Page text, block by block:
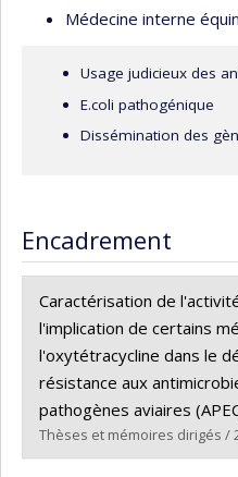
Médecine interne
Usage judicieux des
E.coli pathogénique
Dissémination des
Encadrement
Caractérisation de
l'implication de certains
l'oxytétracycline dans le
résistance aux
pathogènes aviaires
Thèses et mémoires dirigés /